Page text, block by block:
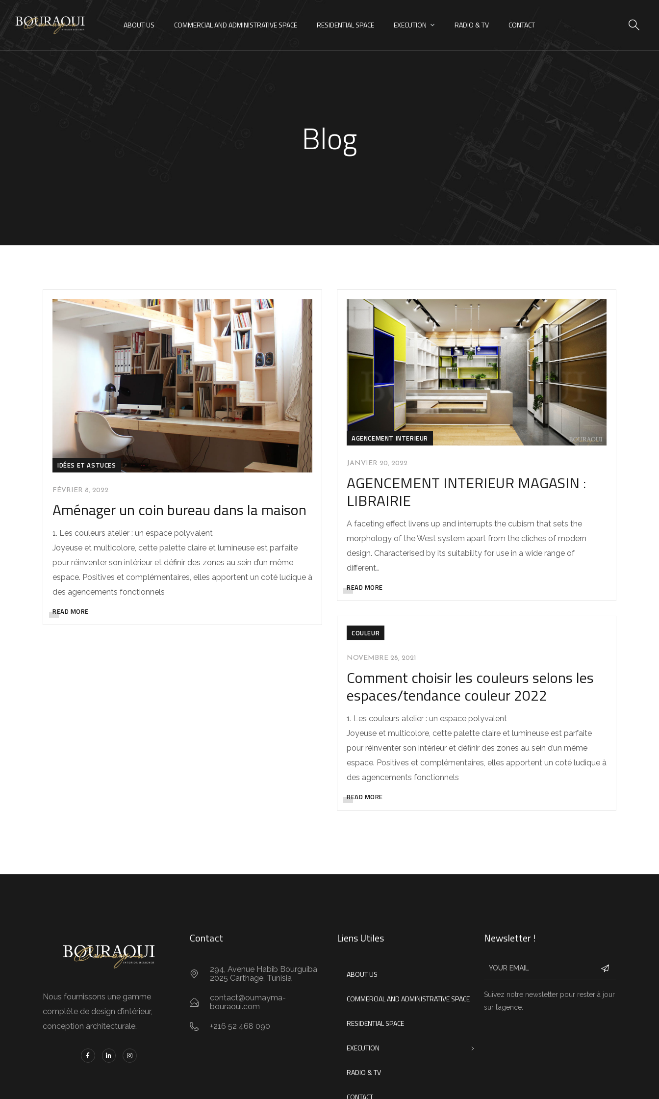
ABOUT US COMMERCIAL AND ADMINISTRATIVE SPACE RESIDENTIAL SPACE EXECUTION RADIO & TV CONTACT
Blog
IDÉES ET ASTUCES
FÉVRIER 8, 2022
Aménager un coin bureau dans la maison
1. Les couleurs atelier : un espace polyvalent
Joyeuse et multicolore, cette palette claire et lumineuse est parfaite
pour réinventer son intérieur et définir des zones au sein d’un même
espace. Positives et complémentaires, elles apportent un coté ludique à
des agencements fonctionnels
READ MORE
AGENCEMENT INTERIEUR
JANVIER 20, 2022
AGENCEMENT INTERIEUR MAGASIN :
LIBRAIRIE
A faceting effect livens up and interrupts the cubism that sets the
morphology of the West system apart from the cliches of modern
design. Characterised by its suitability for use in a wide range of
different…
READ MORE
COULEUR
NOVEMBRE 28, 2021
Comment choisir les couleurs selons les
espaces/tendance couleur 2022
1. Les couleurs atelier : un espace polyvalent
Joyeuse et multicolore, cette palette claire et lumineuse est parfaite
pour réinventer son intérieur et définir des zones au sein d’un même
espace. Positives et complémentaires, elles apportent un coté ludique à
des agencements fonctionnels
READ MORE
Nous fournissons une gamme
complète de design d’intérieur,
conception architecturale.
Contact
294, Avenue Habib Bourguiba
2025 Carthage, Tunisia
contact@oumayma-
bouraoui.com
+216 52 468 090
Liens Utiles
ABOUT US
COMMERCIAL AND ADMINISTRATIVE SPACE
RESIDENTIAL SPACE
EXECUTION
RADIO & TV
CONTACT
Newsletter !
Suivez notre newsletter pour rester à jour
sur l’agence.